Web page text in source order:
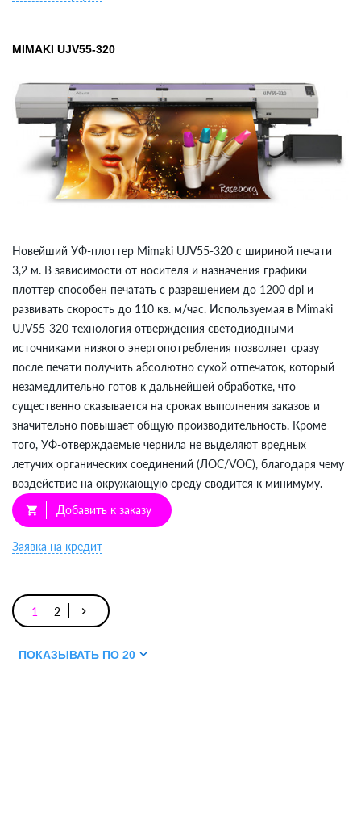
MIMAKI UJV55-320
Новейший УФ-плоттер Mimaki UJV55-320 с шириной печати
3,2 м. В зависимости от носителя и назначения графики
плоттер способен печатать с разрешением до 1200 dpi и
развивать скорость до 110 кв. м/час. Используемая в Mimaki
UJV55-320 технология отверждения светодиодными
источниками низкого энергопотребления позволяет сразу
после печати получить абсолютно сухой отпечаток, который
незамедлительно готов к дальнейшей обработке, что
существенно сказывается на сроках выполнения заказов и
значительно повышает общую производительность. Кроме
того, УФ-отверждаемые чернила не выделяют вредных
летучих органических соединений (ЛОС/VOC), благодаря чему
воздействие на окружающую среду сводится к минимуму.
shopping_cart Добавить к заказу
Заявка на кредит
1 2 keyboard_arrow_right
ПОКАЗЫВАТЬ ПО 20